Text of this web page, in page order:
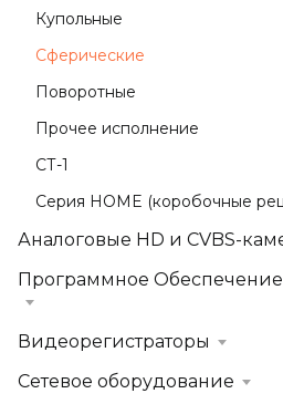
Купольные
Сферические
Поворотные
Прочее исполнение
СТ-1
Серия HOME (коробочные
Аналоговые HD и CVBS-
Программное
Видеорегистраторы
Сетевое оборудование